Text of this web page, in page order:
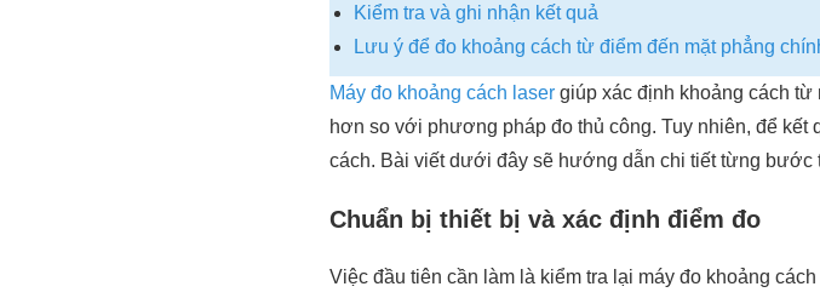
Kiểm tra và ghi nhận kết quả
Lưu ý để đo khoảng cách từ điểm đến mặt phẳng
Máy đo khoảng cách laser giúp xác định khoảng cách từ
hơn so với phương pháp đo thủ công. Tuy nhiên, để
cách. Bài viết dưới đây sẽ hướng dẫn chi tiết từng bước
Chuẩn bị thiết bị và xác định điểm đo
Việc đầu tiên cần làm là kiểm tra lại máy đo khoảng